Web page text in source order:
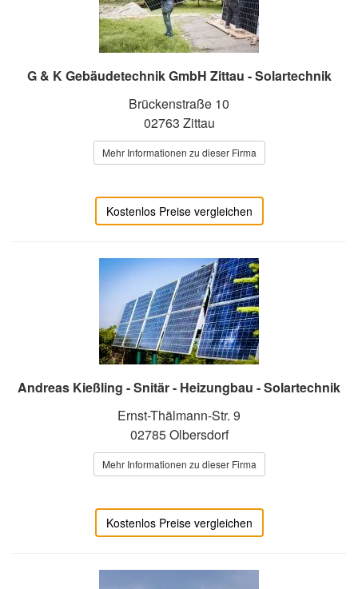
G & K Gebäudetechnik GmbH Zittau - Solartechnik
Brückenstraße 10
02763 Zittau
Mehr Informationen zu dieser Firma
Kostenlos Preise vergleichen
Andreas Kießling - Snitär - Heizungbau - Solartechnik
Ernst-Thälmann-Str. 9
02785 Olbersdorf
Mehr Informationen zu dieser Firma
Kostenlos Preise vergleichen